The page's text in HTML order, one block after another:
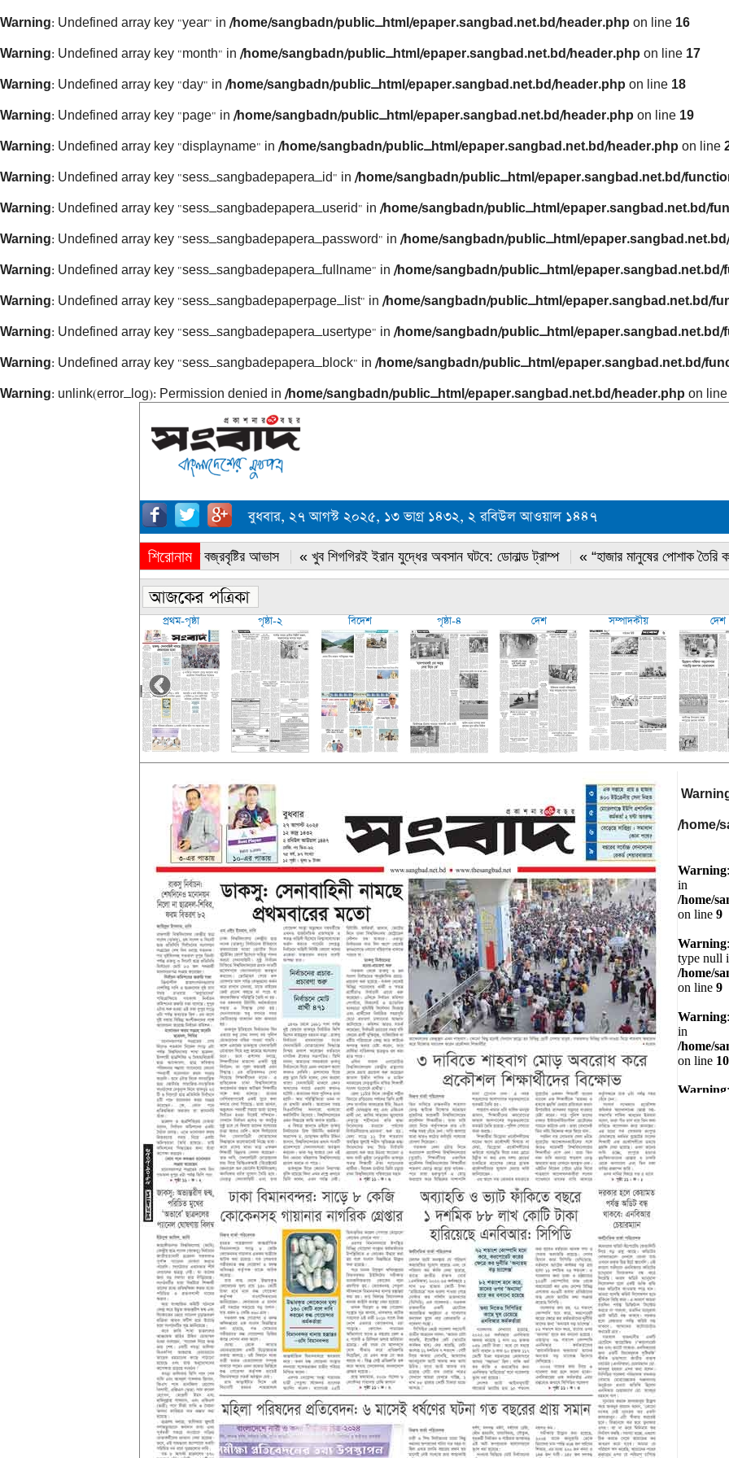
Warning: Undefined array key "year" in /home/sangbadn/public_html/epaper.sangbad.net.bd/header.php on line 16
Warning: Undefined array key "month" in /home/sangbadn/public_html/epaper.sangbad.net.bd/header.php on line 17
Warning: Undefined array key "day" in /home/sangbadn/public_html/epaper.sangbad.net.bd/header.php on line 18
Warning: Undefined array key "page" in /home/sangbadn/public_html/epaper.sangbad.net.bd/header.php on line 19
Warning: Undefined array key "displayname" in /home/sangbadn/public_html/epaper.sangbad.net.bd/header.php on line
Warning: Undefined array key "sess_sangbadepapera_id" in /home/sangbadn/public_html/epaper.sangbad.net.bd/
Warning: Undefined array key "sess_sangbadepapera_userid" in /home/sangbadn/public_html/epaper.sangbad.net.bd/
Warning: Undefined array key "sess_sangbadepapera_password" in /home/sangbadn/public_html/
Warning: Undefined array key "sess_sangbadepapera_fullname" in /home/sangbadn/public_html/
Warning: Undefined array key "sess_sangbadepaperpage_list" in /home/sangbadn/public_html/epaper.sangbad.net.bd/
Warning: Undefined array key "sess_sangbadepapera_usertype" in /home/sangbadn/public_html/
Warning: Undefined array key "sess_sangbadepapera_block" in /home/sangbadn/public_html/epaper.sangbad.net.bd/
Warning: unlink(error_log): Permission denied in /home/sangbadn/public_html/epaper.sangbad.net.bd/header.php on line
বুধবার, ২৭ আগস্ট ২০২৫, ১৩ ভাগ্র ১৪৩২, ২ রবিউল আওয়াল ১৪৪৭
শিরোনাম
« সারাদেশে বজ্রবৃষ্টির আভাস « খুব শিগগিরই ইরান যুদ্ধের অবসান ঘটবে: ডোনাল্ড ট্রাম্প « “হাজার মানুষের পোশাক তৈরি
প্রথম-পৃষ্ঠা পৃষ্ঠা-২ বিদেশ পৃষ্ঠা-৪ দেশ সম্পাদকীয় দেশ
/home/